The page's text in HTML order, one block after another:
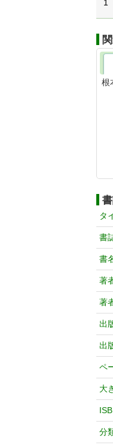
1
根
タ
書
書
著
著
出
出
ペ
大
分